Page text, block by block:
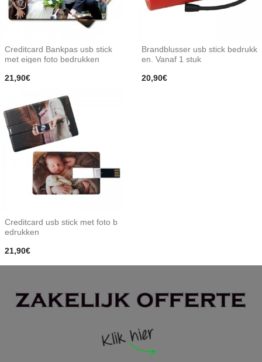
Creditcard Bankpas usb stick
met eigen foto bedrukken
21,90€
Brandblusser usb stick bedrukk
en. Vanaf 1 stuk
20,90€
Creditcard usb stick met foto b
edrukken
21,90€